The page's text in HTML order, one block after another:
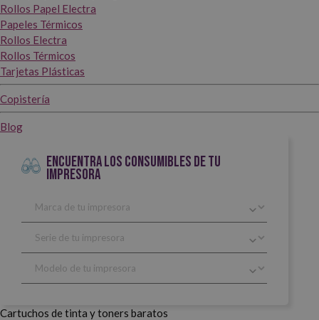
Rollos Papel Electra
Papeles Térmicos
Rollos Electra
Rollos Térmicos
Tarjetas Plásticas
Copistería
Blog
ENCUENTRA LOS CONSUMIBLES DE TU
IMPRESORA
Cartuchos de tinta y toners baratos